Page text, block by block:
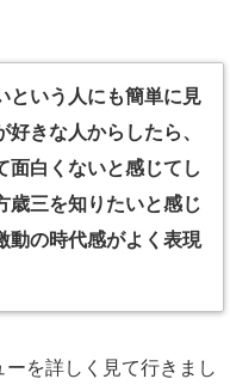
という人にも簡単に見
きな人からしたら、
面白くないと感じてし
歳三を知りたいと感じ
動の時代感がよく表現
を詳しく見て行きまし